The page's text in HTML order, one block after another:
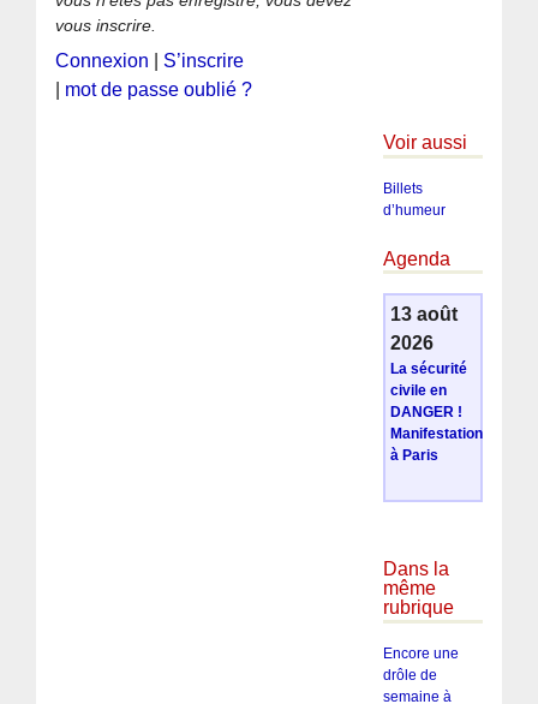
vous inscrire.
Connexion
S’inscrire
mot de passe oublié ?
Voir aussi
Billets
d’humeur
Agenda
13 août
2026
La sécurité
civile en
DANGER !
Manifestation
à Paris
Dans la
même
rubrique
Encore une
drôle de
semaine à